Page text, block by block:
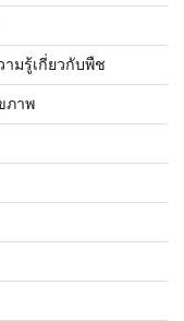
มรู้เกี่ยวกับพืช
ภาพ